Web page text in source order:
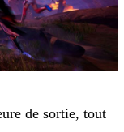
de sortie, tout